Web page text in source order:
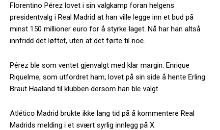
Florentino Pérez lovet i sin valgkamp foran helgens
presidentvalg i Real Madrid at han ville legge inn et bud på
minst 150 millioner euro for å styrke laget. Nå har han altså
innfridd det løftet, uten at det førte til noe.
Pérez ble som ventet gjenvalgt med klar margin. Enrique
Riquelme, som utfordret ham, lovet på sin side å hente Erling
Braut Haaland til klubben dersom han ble valgt.
Atlético Madrid brukte ikke lang tid på å kommentere Real
Madrids melding i et svært syrlig innlegg på X.